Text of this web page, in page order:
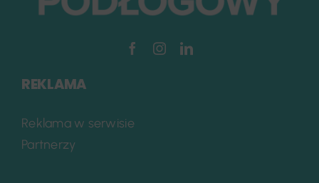
REKLAMA
Reklama w serwisie
Partnerzy